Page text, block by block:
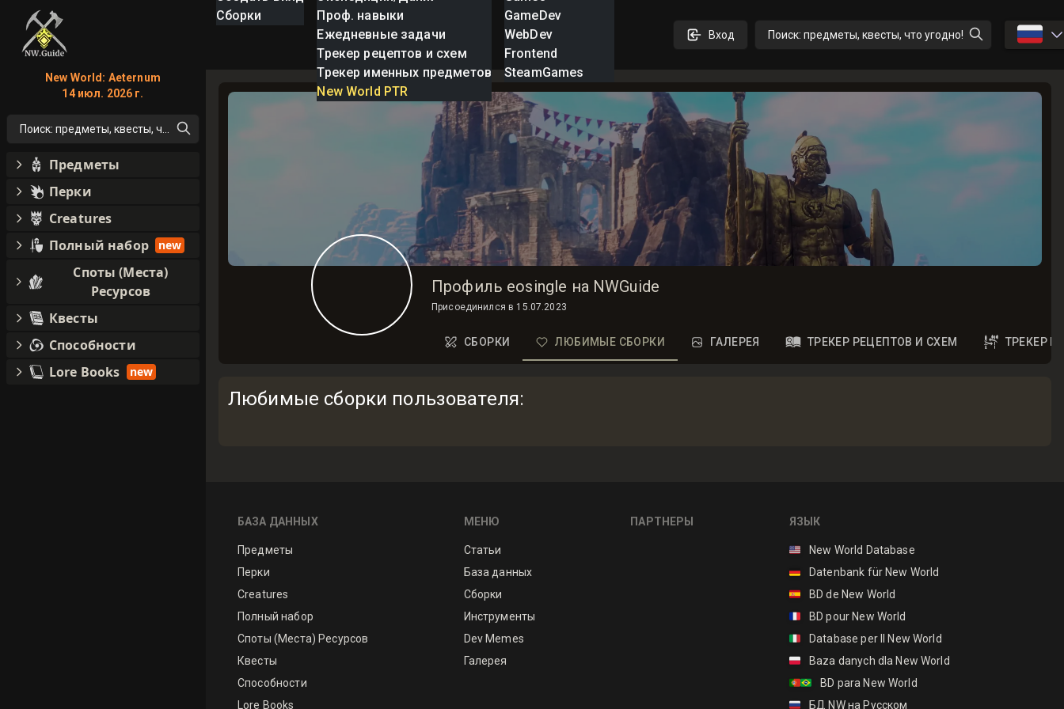
Сборки
Проф. навыки
Ежедневные задачи
Трекер рецептов и схем
Трекер именных предметов
New World PTR
GameDev
WebDev
Frontend
SteamGames
Вход Поиск: предметы, квесты, что угодно! 🇷🇺
Профиль eosingle на NWGuide
Присоединился в 15.07.2023
СБОРКИ ЛЮБИМЫЕ СБОРКИ ГАЛЕРЕЯ ТРЕКЕР РЕЦЕПТОВ И СХЕМ ТРЕКЕР
Любимые сборки пользователя:
БАЗА ДАННЫХ
Предметы
Перки
Creatures
Полный набор
Споты (Места) Ресурсов
Квесты
Способности
Lore Books
МЕНЮ
Статьи
База данных
Сборки
Инструменты
Dev Memes
Галерея
ПАРТНЕРЫ ЯЗЫК
🇺🇸
New World Database
🇩🇪
Datenbank für New World
🇪🇸
BD de New World
🇫🇷
BD pour New World
🇮🇹
Database per Il New World
🇵🇱
Baza danych dla New World
🇵🇹🇧🇷
BD para New World
🇷🇺
БД NW на Русском
New World: Aeternum
14 июл. 2026 г.
Поиск: предметы, квесты, что угодно!
Предметы
Перки
Creatures
Полный набор
new
Споты (Места)
Ресурсов
Квесты
Способности
Lore Books
new